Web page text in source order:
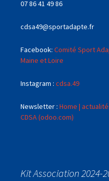
07 86 41 49 86
cdsa49@sportadapte.fr
Facebook: Comité Sport
Maine et Loire
Instagram : cdsa.49
Newsletter : Home |
CDSA (odoo.com)
Kit Association 2024-